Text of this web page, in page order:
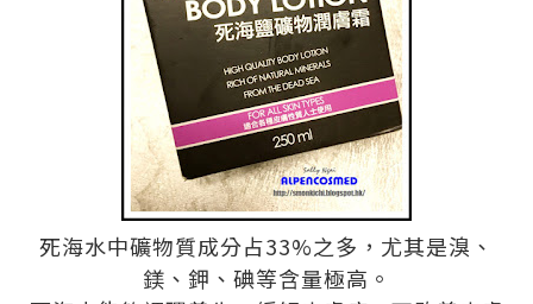
死海水中礦物質成分占33%之多，尤其是溴、
鎂、鉀、碘等含量極高。